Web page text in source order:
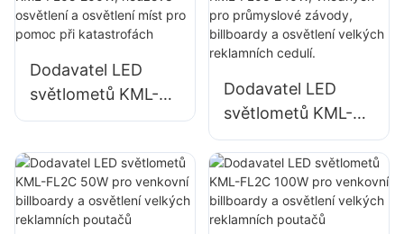
prostor
Dodavatel LED
světlometů KML-
FL05 200W,
a osvětlení míst pro
pomoc při
katastrofách
Dodavatel LED
světlometů KML-
FL05 240W,
vhodných pro
průmyslové
závody, billboardy